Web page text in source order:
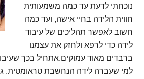
נוכחתי לדעת עד כמה משמעותית
חווית הלידה בחיי אישה, ועד כמה
חשוב לאפשר תהליכים של עיבוד
לידה כדי לרפא ולחזק את עצמנו
ברבדים מאוד עמוקים.אתחיל בכך
למי שעברה לידה הנחשבת טראומטית.